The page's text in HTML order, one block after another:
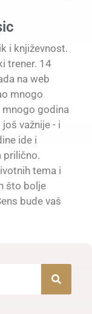
i književnost.
trener. 14
na web
mnogo
mnogo godina
još važnije - i
ide i
prilično.
tema i
što bolje
bude vaš